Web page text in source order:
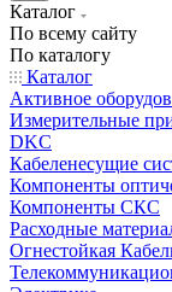
Каталог
По всему сайту
По каталогу
Каталог
Активное
Измерительные
DKC
Кабеленесущие
Компоненты
Компоненты СКС
Расходные
Огнестойкая